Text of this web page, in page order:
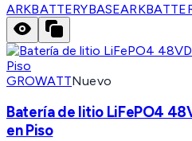
ARKBATTERYBASE
GROWATTNuevo
Batería de litio LiFePO4
en Piso